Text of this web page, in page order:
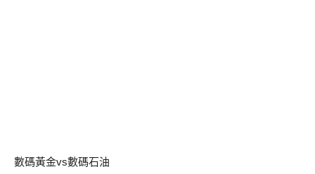
數碼黃金vs數碼石油